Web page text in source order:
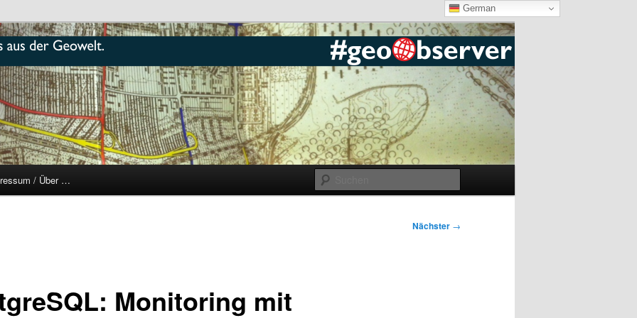
/ Über …
Nächster →
Monitoring mit
German